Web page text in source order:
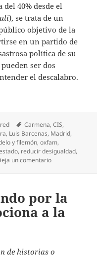
40% desde el
), se trata de un
objetivo de la
en un partido de
política de su
ser dos
el descalabro.
Etiquetas
Carmena,CIS,
, Luis Barcenas, Madrid,
y filemón,oxfam,
, reducir desigualdad,
un comentarioen Crossover
por la
a la
de historias o